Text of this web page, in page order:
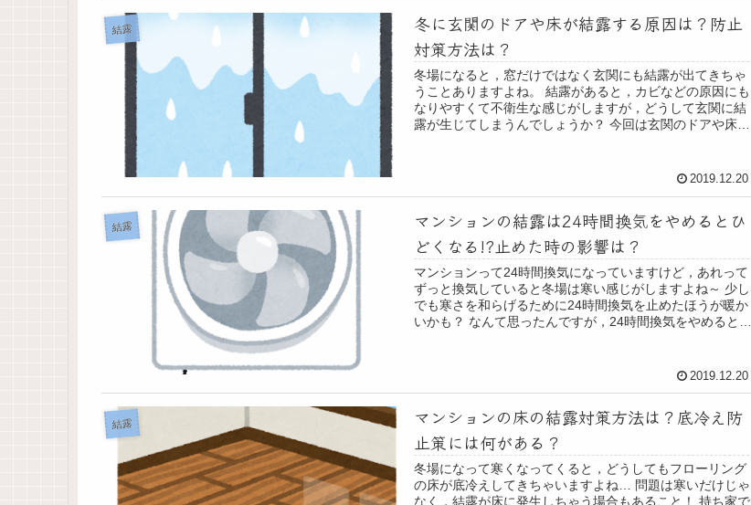
結露
冬に玄関のドアや床が結露する原因は？防止
対策方法は？
冬場になると，窓だけではなく玄関にも結露が出てきちゃ
うことありますよね。 結露があると，カビなどの原因にも
なりやすくて不衛生な感じがしますが，どうして玄関に結
露が生じてしまうんでしょうか？ 今回は玄関のドアや床に
2019.12.20
結露
マンションの結露は24時間換気をやめるとひ
どくなる!?止めた時の影響は？
マンションって24時間換気になっていますけど，あれって
ずっと換気していると冬場は寒い感じがしますよね～ 少し
でも寒さを和らげるために24時間換気を止めたほうが暖か
いかも？ なんて思ったんですが，24時間換気をやめると結
2019.12.20
結露
マンションの床の結露対策方法は？底冷え防
止策には何がある？
冬場になって寒くなってくると，どうしてもフローリング
の床が底冷えしてきちゃいますよね… 問題は寒いだけじゃ
なく，結露が床に発生しちゃう場合もあること！ 持ち家で